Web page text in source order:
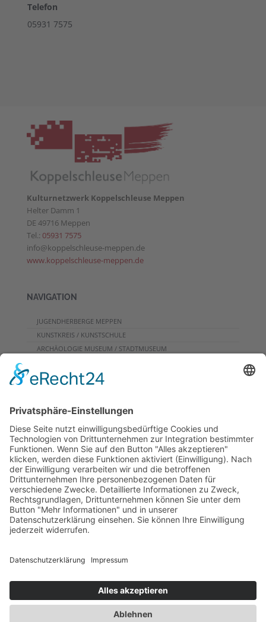
Telefon
05931 7575
Kulturnetzwerk Koppelschleuse Meppen
Helter Damm 1
DE 49716 Meppen
Tel.: 05931 7575
info@koppelschleuse-meppen.de
www.koppelschleuse-meppen.de
NAVIGATION
JUGENDHERBERGE MEPPEN
KUNSTKREIS / KUNSTSCHULE
ARCHÄOLOGIE MUSEUM / STADTMUSEUM
PROGRAMME FÜR GRUPPEN
DOWNLOADS
PROGRAMMHEFT
GRUPPENPROGRAMME
NEWSLETTER
RUNDFLUG
ARCHIV
KONTAKT